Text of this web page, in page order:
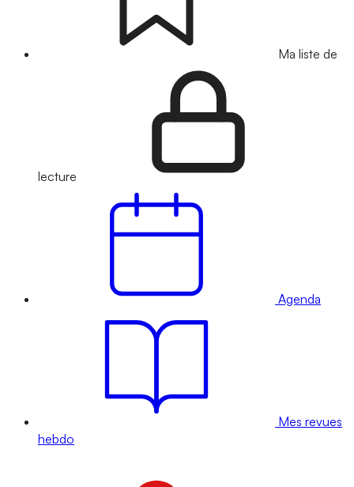
Ma liste de
lecture
Agenda
Mes revues
hebdo